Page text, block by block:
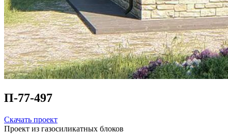
П-77-497
Скачать проект
Проект из газосиликатных блоков